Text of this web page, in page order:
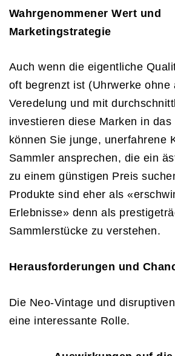
Wahrgenommener Wert und
Marketingstrategie
Auch wenn die eigentliche
oft begrenzt ist (Uhrwerke ohne
Veredelung und mit
investieren diese Marken in
können Sie junge, unerfahrene
Sammler ansprechen, die ein
zu einem günstigen Preis
Produkte sind eher als
Erlebnisse» denn als
Sammlerstücke zu verstehen.
Herausforderungen und
Die Neo-Vintage und
eine interessante Rolle.